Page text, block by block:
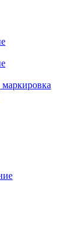
маркировка